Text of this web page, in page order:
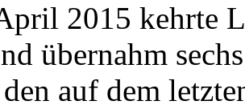
2015 kehrte
übernahm
den auf dem